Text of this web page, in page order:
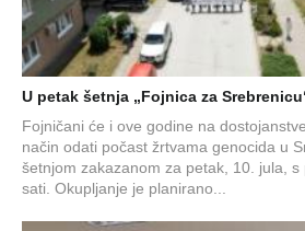
U petak šetnja „Fojnica za
Fojničani će i ove godine na
način odati počast žrtvama genocida u
šetnjom zakazanom za petak, 10. jula,
sati. Okupljanje je planirano...